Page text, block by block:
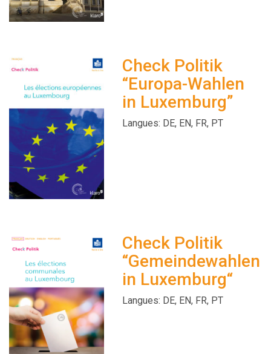
Check Politik
“Europa-Wahlen
in Luxemburg”
Langues: DE, EN, FR, PT
Check Politik
“Gemeindewahlen
in Luxemburg“
Langues: DE, EN, FR, PT